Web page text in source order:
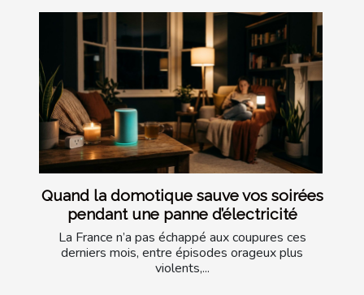
Quand la domotique sauve vos soirées
pendant une panne d’électricité
La France n’a pas échappé aux coupures ces
derniers mois, entre épisodes orageux plus
violents,...